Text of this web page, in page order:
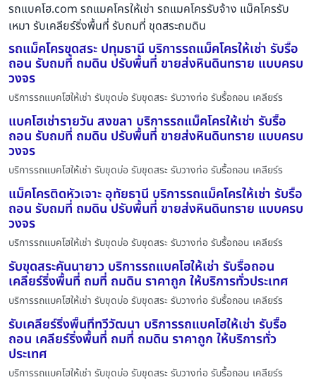
รถแบคโฮ.com รถแมคโครให้เช่า รถแมคโครรับจ้าง แม็คโครรับ
เหมา รับเคลียร์ริ่งพื้นที่ รับถมที่ ขุดสระถมดิน
รถแม็คโครขุดสระ ปทุมธานี บริการรถแม็คโครให้เช่า รับรื้อ
ถอน รับถมที่ ถมดิน ปรับพื้นที่ ขายส่งหินดินทราย แบบครบ
วงจร
บริการรถแบคโฮให้เช่า รับขุดบ่อ รับขุดสระ รับวางท่อ รับรื้อถอน เคลียร์ร
แบคโฮเช่ารายวัน สงขลา บริการรถแม็คโครให้เช่า รับรื้อ
ถอน รับถมที่ ถมดิน ปรับพื้นที่ ขายส่งหินดินทราย แบบครบ
วงจร
บริการรถแบคโฮให้เช่า รับขุดบ่อ รับขุดสระ รับวางท่อ รับรื้อถอน เคลียร์ร
แม็คโครติดหัวเจาะ อุทัยธานี บริการรถแม็คโครให้เช่า รับรื้อ
ถอน รับถมที่ ถมดิน ปรับพื้นที่ ขายส่งหินดินทราย แบบครบ
วงจร
บริการรถแบคโฮให้เช่า รับขุดบ่อ รับขุดสระ รับวางท่อ รับรื้อถอน เคลียร์ร
รับขุดสระคันนายาว บริการรถแบคโฮให้เช่า รับรื้อถอน
เคลียร์ริ่งพื้นที่ ถมที่ ถมดิน ราคาถูก ให้บริการทั่วประเทศ
บริการรถแบคโฮให้เช่า รับขุดบ่อ รับขุดสระ รับวางท่อ รับรื้อถอน เคลียร์ร
รับเคลียร์ริ่งพื้นที่ทวีวัฒนา บริการรถแบคโฮให้เช่า รับรื้อ
ถอน เคลียร์ริ่งพื้นที่ ถมที่ ถมดิน ราคาถูก ให้บริการทั่ว
ประเทศ
บริการรถแบคโฮให้เช่า รับขุดบ่อ รับขุดสระ รับวางท่อ รับรื้อถอน เคลียร์ร